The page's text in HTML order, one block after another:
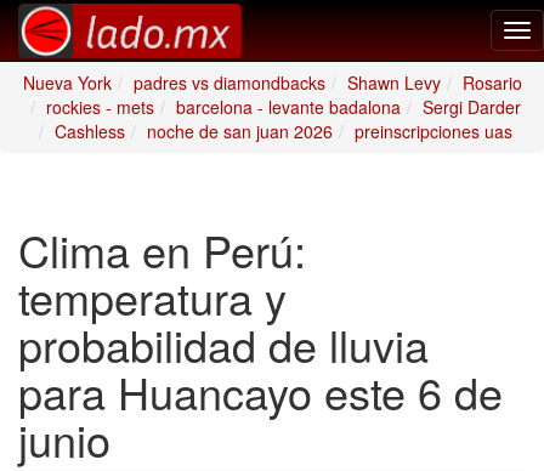
Nueva York
padres vs diamondbacks Shawn Levy
Rosario
rockies - mets
barcelona - levante badalona
Sergi Darder
Cashless
noche de san juan 2026 preinscripciones uas
Clima en Perú:
temperatura y
probabilidad de lluvia
para Huancayo este 6 de
junio